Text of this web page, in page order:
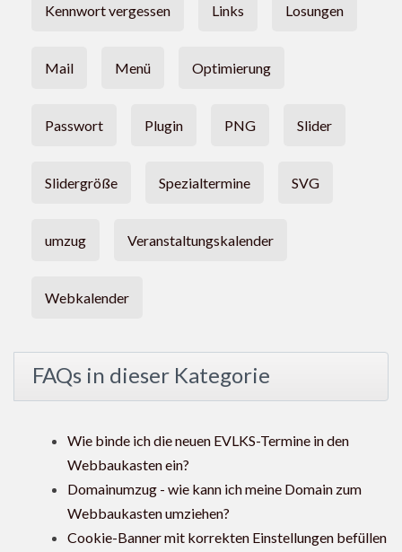
Kennwort vergessen Links Losungen
Mail Menü Optimierung
Passwort Plugin PNG Slider
Slidergröße Spezialtermine SVG
umzug Veranstaltungskalender
Webkalender
FAQs in dieser Kategorie
Wie binde ich die neuen EVLKS-Termine in den
Webbaukasten ein?
Domainumzug - wie kann ich meine Domain zum
Webbaukasten umziehen?
Cookie-Banner mit korrekten Einstellungen befüllen